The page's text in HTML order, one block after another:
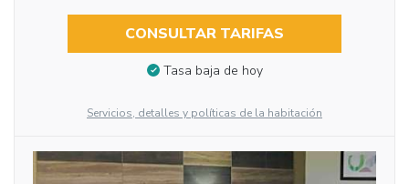
CONSULTAR TARIFAS
Tasa baja de hoy
Servicios, detalles y políticas de la habitación